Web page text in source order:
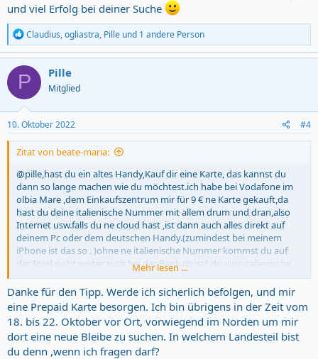
und viel Erfolg bei deiner Suche
R
e
a
c
t
o
n
s
:
Claudius,ogliastra, Pille und 1 andere Person
P Pille
Mitglied
10. Oktober 2022 #4
Zitat von beate-maria:
@pille,hast du ein altes Handy,Kauf dir eine Karte, das kannst du
dann so lange machen wie du möchtest.ich habe bei Vodafone im
olbia Mare ,dem Einkaufszentrum mir für 9 € ne Karte gekauft,da
hast du deine italienische Nummer mit allem drum und dran,also
Internet usw.falls du ne cloud hast ,ist dann auch alles direkt auf
deinem Pc oder dem deutschen Handy.(zumindest bei meinem
iPhone ist das so . )ohne ne italienische Nummer kommst du auf
der Insel nicht weiter,auch bei der Bank musst du eine italienische
Nummer parat haben.zuweilen ist auch die Verbindung mit einem
italienischen Handy besser ,wenn du zb.nach Deutschland
telefonieren möchtest.und ein billiges Handy tut es dann auch
,bekommst du auch ohne weiteres .also ,..dann wird alles gut und
viel Erfolg bei deiner Suche
Mehr lesen ...
Danke für den Tipp. Werde ich sicherlich befolgen, und mir
eine Prepaid Karte besorgen. Ich bin übrigens in der Zeit vom
18. bis 22. Oktober vor Ort, vorwiegend im Norden um mir
dort eine neue Bleibe zu suchen. In welchem Landesteil bist
du denn ,wenn ich fragen darf?